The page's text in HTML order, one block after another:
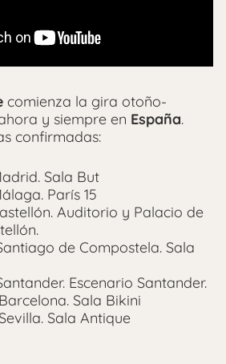
comienza la gira otoño-
y siempre en España.
confirmadas:
Sala But
París 15
Auditorio y Palacio de
de Compostela. Sala
Escenario Santander.
Sala Bikini
Sala Antique